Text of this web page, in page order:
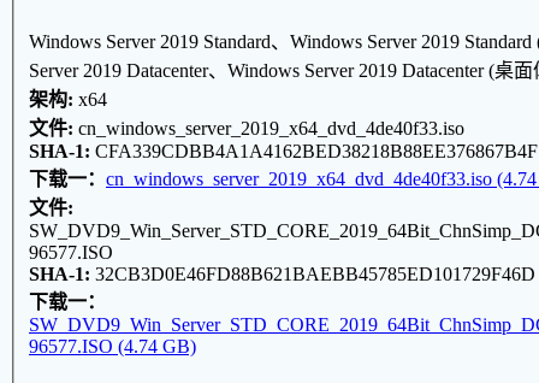
Windows Server 2019 Standard、Windows Server 2019
Server 2019 Datacenter、Windows Server 2019 Datacenter (桌
架构: x64
文件: cn_windows_server_2019_x64_dvd_4de40f33.iso
SHA-1: CFA339CDBB4A1A4162BED38218B88EE376867B4F
下载一： cn_windows_server_2019_x64_dvd_4de40f33.iso
文件:
96577.ISO
SHA-1: 32CB3D0E46FD88B621BAEBB45785ED101729F46D
下载一：
96577.ISO (4.74 GB)